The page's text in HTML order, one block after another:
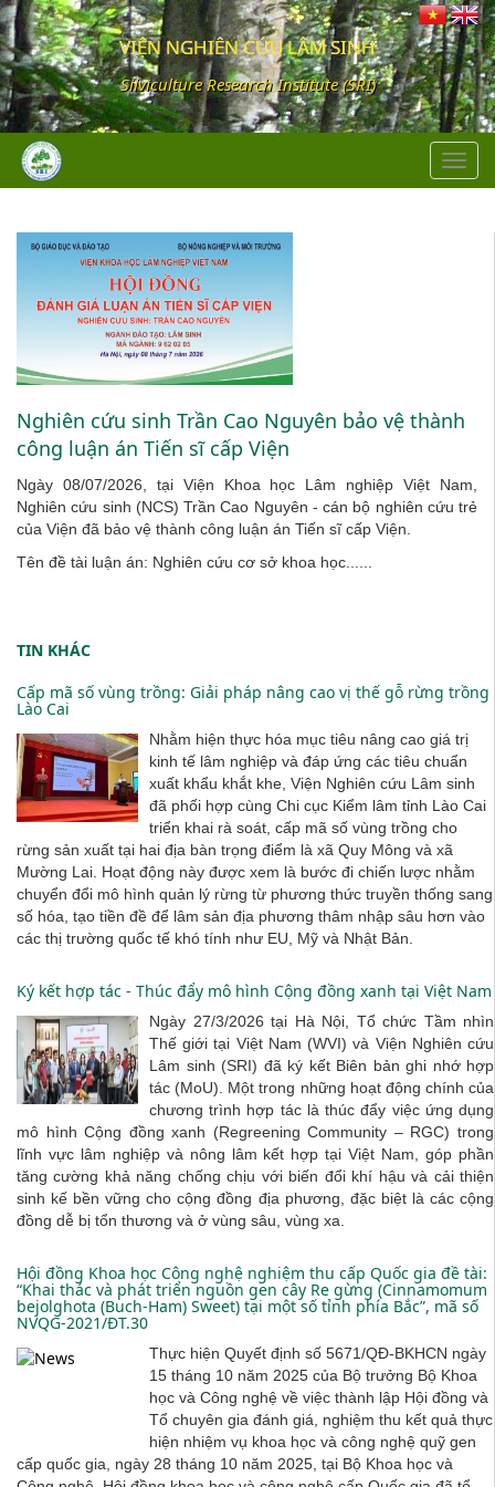
VIỆN NGHIÊN CỨU LÂM SINH
Silviculture Research Institute (SRI)
Nghiên cứu sinh Trần Cao Nguyên bảo vệ thành
công luận án Tiến sĩ cấp Viện
Ngày 08/07/2026, tại Viện Khoa học Lâm nghiệp Việt Nam,
Nghiên cứu sinh (NCS) Trần Cao Nguyên - cán bộ nghiên cứu trẻ
của Viện đã bảo vệ thành công luận án Tiến sĩ cấp Viện.
Tên đề tài luận án: Nghiên cứu cơ sở khoa học......
TIN KHÁC
Cấp mã số vùng trồng: Giải pháp nâng cao vị thế gỗ rừng trồng
Lào Cai
Nhằm hiện thực hóa mục tiêu nâng cao giá trị
kinh tế lâm nghiệp và đáp ứng các tiêu chuẩn
xuất khẩu khắt khe, Viện Nghiên cứu Lâm sinh
đã phối hợp cùng Chi cục Kiểm lâm tỉnh Lào Cai
triển khai rà soát, cấp mã số vùng trồng cho
rừng sản xuất tại hai địa bàn trọng điểm là xã Quy Mông và xã
Mường Lai. Hoạt động này được xem là bước đi chiến lược nhằm
chuyển đổi mô hình quản lý rừng từ phương thức truyền thống sang
số hóa, tạo tiền đề để lâm sản địa phương thâm nhập sâu hơn vào
các thị trường quốc tế khó tính như EU, Mỹ và Nhật Bản.
Ký kết hợp tác - Thúc đẩy mô hình Cộng đồng xanh tại Việt Nam
Ngày 27/3/2026 tại Hà Nội, Tổ chức Tầm nhìn
Thế giới tại Việt Nam (WVI) và Viện Nghiên cứu
Lâm sinh (SRI) đã ký kết Biên bản ghi nhớ hợp
tác (MoU). Một trong những hoạt động chính của
chương trình hợp tác là thúc đẩy việc ứng dụng
mô hình Cộng đồng xanh (Regreening Community – RGC) trong
lĩnh vực lâm nghiệp và nông lâm kết hợp tại Việt Nam, góp phần
tăng cường khả năng chống chịu với biến đổi khí hậu và cải thiện
sinh kế bền vững cho cộng đồng địa phương, đặc biệt là các cộng
đồng dễ bị tổn thương và ở vùng sâu, vùng xa.
Hội đồng Khoa học Công nghệ nghiệm thu cấp Quốc gia đề tài:
“Khai thác và phát triển nguồn gen cây Re gừng (Cinnamomum
bejolghota (Buch-Ham) Sweet) tại một số tỉnh phía Bắc”, mã số
NVQG-2021/ĐT.30
Thực hiện Quyết định số 5671/QĐ-BKHCN ngày
15 tháng 10 năm 2025 của Bộ trưởng Bộ Khoa
học và Công nghệ về việc thành lập Hội đồng và
Tổ chuyên gia đánh giá, nghiệm thu kết quả thực
hiện nhiệm vụ khoa học và công nghệ quỹ gen
cấp quốc gia, ngày 28 tháng 10 năm 2025, tại Bộ Khoa học và